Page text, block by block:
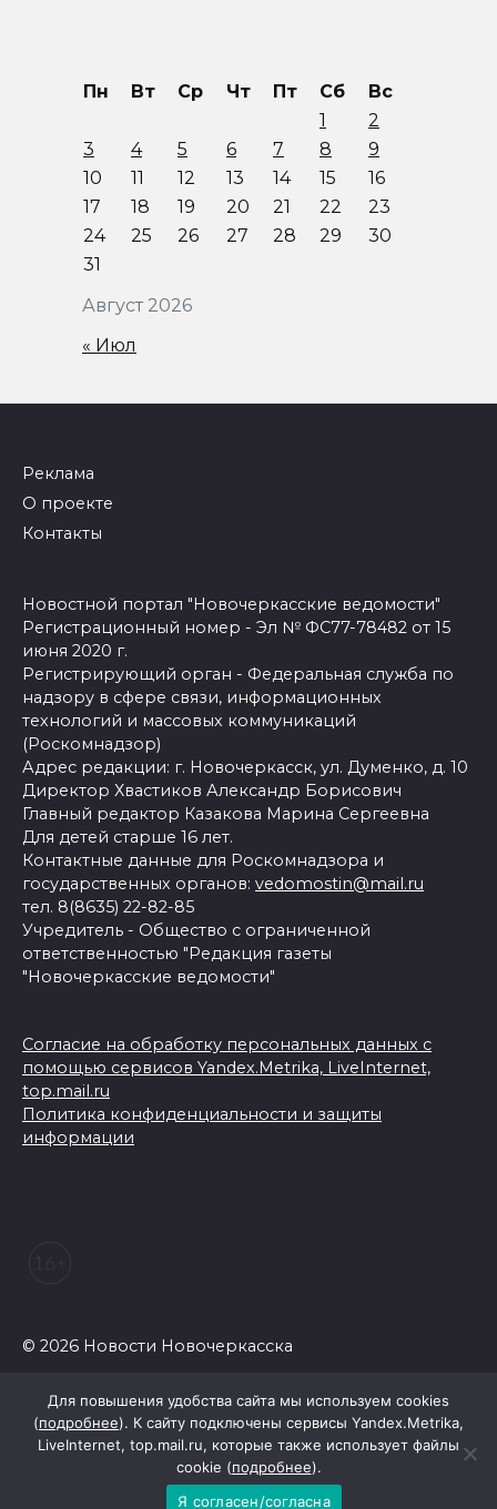
Август 2026
Пн Вт Ср Чт Пт Сб
Вс
1
2
3
4 5 6 7 8
9
10
11 12 13 14 15
16
17
18 19 20 21 22
23
24
25 26 27 28 29
30
31
« Июл
Реклама
О проекте
Контакты
Новостной портал "Новочеркасские ведомости"
Регистрационный номер - Эл № ФС77-78482 от 15
июня 2020 г.
Регистрирующий орган - Федеральная служба по
надзору в сфере связи, информационных
технологий и массовых коммуникаций
(Роскомнадзор)
Адрес редакции: г. Новочеркасск, ул. Думенко, д. 10
Директор Хвастиков Александр Борисович
Главный редактор Казакова Марина Сергеевна
Для детей старше 16 лет.
Контактные данные для Роскомнадзора и
государственных органов: vedomostin@mail.ru
тел. 8(8635) 22-82-85
Учредитель - Общество с ограниченной
ответственностью "Редакция газеты
"Новочеркасские ведомости"
Согласие на обработку персональных данных с
помощью сервисов Yandex.Metrika, LiveInternet,
top.mail.ru
Политика конфиденциальности и защиты
информации
© 2026 Новости Новочеркасска
Для повышения удобства сайта мы используем cookies
(подробнее). К сайту подключены сервисы Yandex.Metrika,
LiveInternet, top.mail.ru, которые также использует файлы
cookie (подробнее).
Я согласен/согласна